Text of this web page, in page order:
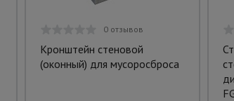
0 отзывов
Кронштейн стеновой
(оконный) для мусоросброса